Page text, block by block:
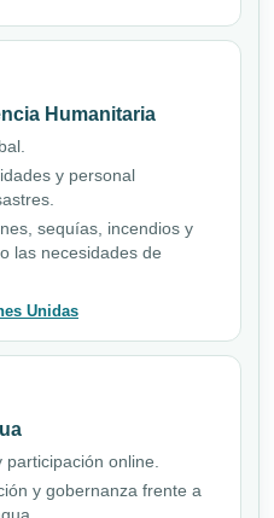
Humanitaria
y personal
sequías, incendios y
las necesidades de
Unidas
participación online.
y gobernanza frente a